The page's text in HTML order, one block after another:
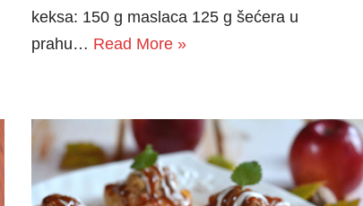
keksa: 150 g maslaca 125 g šećera u
prahu… Read More »